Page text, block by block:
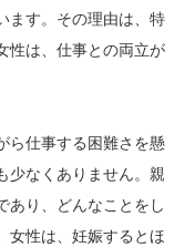
ます。その理由は、特
性は、仕事との両立が
ら仕事する困難さを懸
少なくありません。親
あり、どんなことをし
女性は、妊娠するとほ